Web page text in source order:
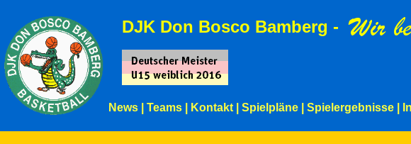
DJK Don Bosco Bamberg -
News Teams Kontakt Spielpläne Spielergebnisse